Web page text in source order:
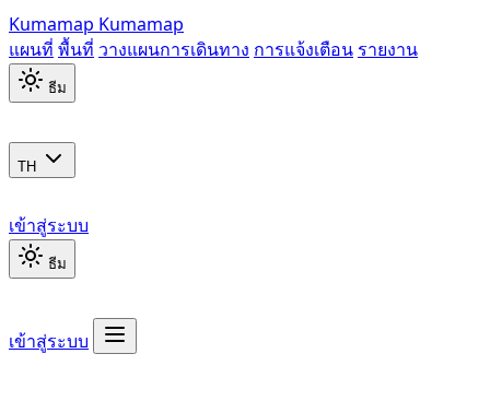
Kumamap Kumamap
แผนที่ พื้นที่ วางแผนการเดินทาง การแจ้งเตือน รายงาน
ธีม
TH
เข้าสู่ระบบ
ธีม
เข้าสู่ระบบ